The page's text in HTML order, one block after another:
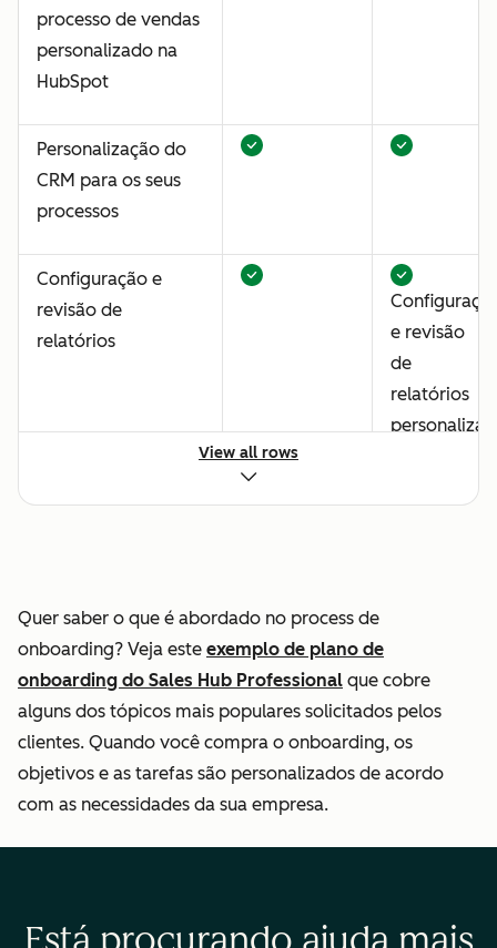
processo de vendas
personalizado na
HubSpot
Personalização do
CRM para os seus
processos
Configuração e
revisão de
relatórios
e revisão
de
relatórios
Configuração de
automação de
vendas padrão
Ativação das
integrações padrão
(App
View all rows
Quer saber o que é abordado no process de
onboarding? Veja este exemplo de plano de
onboarding do Sales Hub Professional que cobre
alguns dos tópicos mais populares solicitados pelos
clientes. Quando você compra o onboarding, os
objetivos e as tarefas são personalizados de acordo
com as necessidades da sua empresa.